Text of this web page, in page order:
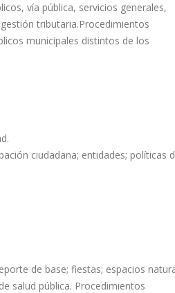
vía pública, servicios generales,
tributaria.Procedimientos
municipales distintos de los
ciudadana; entidades; políticas
de base; fiestas; espacios
salud pública. Procedimientos